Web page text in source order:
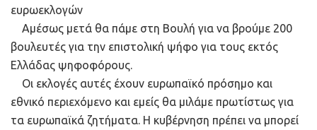
ευρωεκλογών
Αμέσως μετά θα πάμε στη Βουλή για να βρούμε 200
βουλευτές για την επιστολική ψήφο για τους εκτός
Ελλάδας ψηφοφόρους.
Οι εκλογές αυτές έχουν ευρωπαϊκό πρόσημο και
εθνικό περιεχόμενο και εμείς θα μιλάμε πρωτίστως για
τα ευρωπαϊκά ζητήματα. Η κυβέρνηση πρέπει να μπορεί